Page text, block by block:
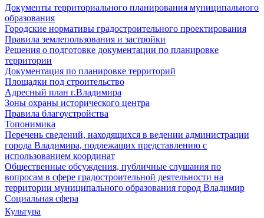
Документы территориального планирования муниципального
образования
Городские нормативы градостроительного проектирования
Правила землепользования и застройки
Решения о подготовке документации по планировке
территории
Документация по планировке территорий
Площадки под строительство
Адресный план г.Владимира
Зоны охраны исторического центра
Правила благоустройства
Топонимика
Перечень сведений, находящихся в ведении администрации
города Владимира, подлежащих представлению с
использованием координат
Общественные обсуждения, публичные слушания по
вопросам в сфере градостроительной деятельности на
территории муниципального образования город Владимир
Социальная сфера
Культура